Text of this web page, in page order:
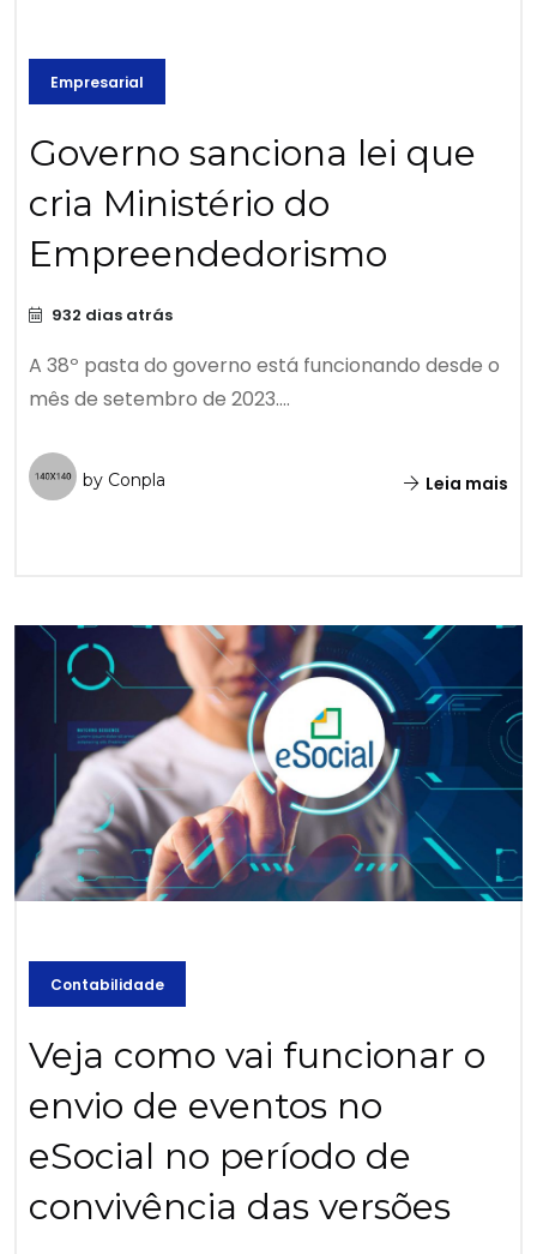
Empresarial
Governo sanciona lei que
cria Ministério do
Empreendedorismo
932 dias atrás
A 38º pasta do governo está funcionando desde o
mês de setembro de 2023....
by Conpla Leia mais
Contabilidade
Veja como vai funcionar o
envio de eventos no
eSocial no período de
convivência das versões